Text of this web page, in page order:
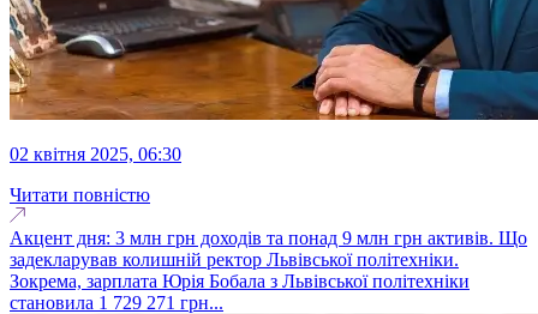
02 квітня 2025, 06:30
Читати повністю
Акцент дня: 3 млн грн доходів та понад 9 млн грн активів. Що
задекларував колишній ректор Львівської політехніки.
Зокрема, зарплата Юрія Бобала з Львівської політехніки
становила 1 729 271 грн...